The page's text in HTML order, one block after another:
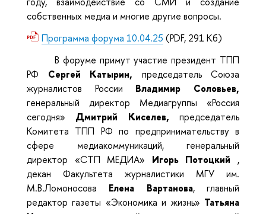
собственных медиа и многие другие вопросы.
Программа форума 10.04.25 (PDF, 291 Кб)
В форуме примут участие президент ТПП
РФ Сергей Катырин, председатель Союза
журналистов России Владимир Соловьев,
генеральный директор Медиагруппы «Россия
сегодня» Дмитрий Киселев,председатель
Комитета ТПП РФ по предпринимательству в
сфере медиакоммуникаций, генеральный
директор «СТП МЕДИА» Игорь Потоцкий ,
декан Факультета журналистики МГУ им.
М.В.Ломоносова Елена Вартанова, главный
редактор газеты «Экономика и жизнь» Татьяна